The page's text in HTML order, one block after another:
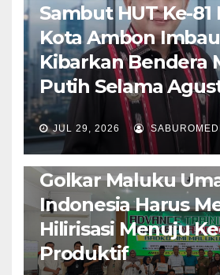
Sambut HUT Ke-81
Kota Ambon
Kibarkan Bendera
Putih Selama
JUL 29, 2026
AMBON METRO JURNALISME AKTIVIS
PENDIDIKAN & OLAHRAGA THE
Isi Materi LK-III
Golkar Maluku
Indonesia Harus
Hilirisasi Menuju
Produktif